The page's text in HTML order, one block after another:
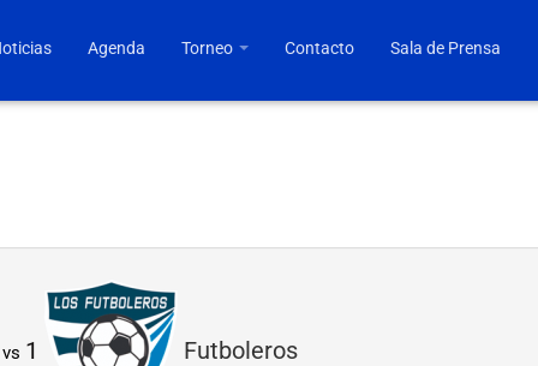
Agenda Torneo Contacto Sala de Prensa
vs 1 Futboleros